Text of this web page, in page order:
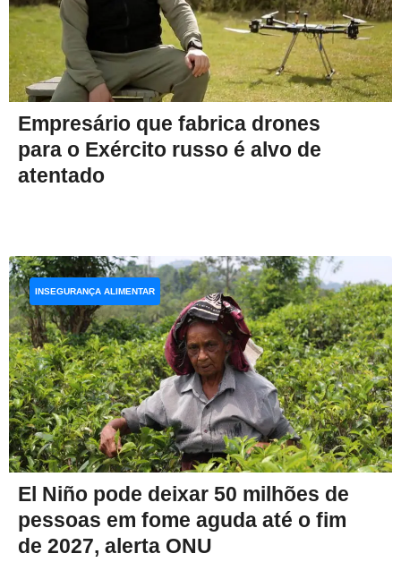
Empresário que fabrica drones
para o Exército russo é alvo de
atentado
El Niño pode deixar 50 milhões de
pessoas em fome aguda até o fim
de 2027, alerta ONU
INSEGURANÇA ALIMENTAR